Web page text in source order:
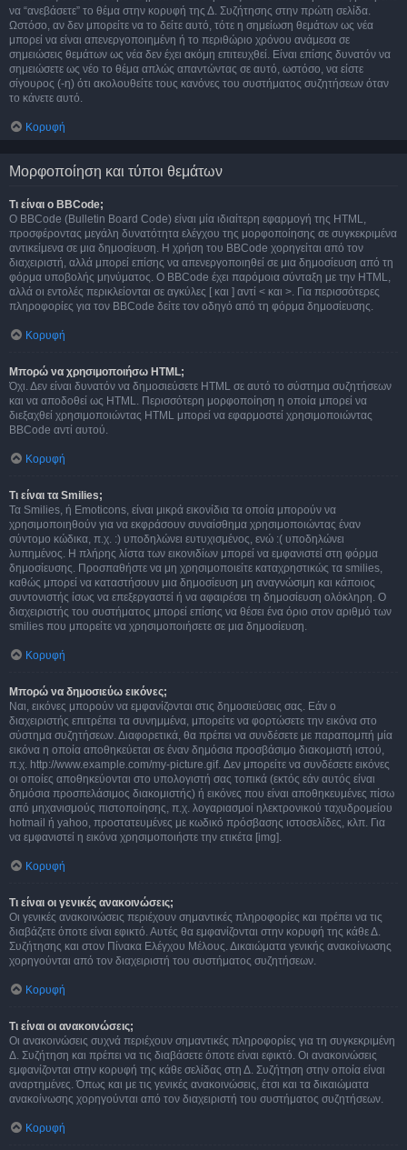
να “ανεβάσετε” το θέμα στην κορυφή της Δ. Συζήτησης στην πρώτη σελίδα.
Ωστόσο, αν δεν μπορείτε να το δείτε αυτό, τότε η σημείωση θεμάτων ως νέα
μπορεί να είναι απενεργοποιημένη ή το περιθώριο χρόνου ανάμεσα σε
σημειώσεις θεμάτων ως νέα δεν έχει ακόμη επιτευχθεί. Είναι επίσης δυνατόν να
σημειώσετε ως νέο το θέμα απλώς απαντώντας σε αυτό, ωστόσο, να είστε
σίγουρος (-η) ότι ακολουθείτε τους κανόνες του συστήματος συζητήσεων όταν
το κάνετε αυτό.
Κορυφή
Μορφοποίηση και τύποι θεμάτων
Τι είναι ο BBCode;
Ο BBCode (Bulletin Board Code) είναι μία ιδιαίτερη εφαρμογή της HTML,
προσφέροντας μεγάλη δυνατότητα ελέγχου της μορφοποίησης σε συγκεκριμένα
αντικείμενα σε μια δημοσίευση. Η χρήση του BBCode χορηγείται από τον
διαχειριστή, αλλά μπορεί επίσης να απενεργοποιηθεί σε μια δημοσίευση από τη
φόρμα υποβολής μηνύματος. Ο BBCode έχει παρόμοια σύνταξη με την HTML,
αλλά οι εντολές περικλείονται σε αγκύλες [ και ] αντί < και >. Για περισσότερες
πληροφορίες για τον BBCode δείτε τον οδηγό από τη φόρμα δημοσίευσης.
Κορυφή
Μπορώ να χρησιμοποιήσω HTML;
Όχι. Δεν είναι δυνατόν να δημοσιεύσετε HTML σε αυτό το σύστημα συζητήσεων
και να αποδοθεί ως HTML. Περισσότερη μορφοποίηση η οποία μπορεί να
διεξαχθεί χρησιμοποιώντας HTML μπορεί να εφαρμοστεί χρησιμοποιώντας
BBCode αντί αυτού.
Κορυφή
Τι είναι τα Smilies;
Τα Smilies, ή Emoticons, είναι μικρά εικονίδια τα οποία μπορούν να
χρησιμοποιηθούν για να εκφράσουν συναίσθημα χρησιμοποιώντας έναν
σύντομο κώδικα, π.χ. :) υποδηλώνει ευτυχισμένος, ενώ :( υποδηλώνει
λυπημένος. Η πλήρης λίστα των εικονιδίων μπορεί να εμφανιστεί στη φόρμα
δημοσίευσης. Προσπαθήστε να μη χρησιμοποιείτε καταχρηστικώς τα smilies,
καθώς μπορεί να καταστήσουν μια δημοσίευση μη αναγνώσιμη και κάποιος
συντονιστής ίσως να επεξεργαστεί ή να αφαιρέσει τη δημοσίευση ολόκληρη. Ο
διαχειριστής του συστήματος μπορεί επίσης να θέσει ένα όριο στον αριθμό των
smilies που μπορείτε να χρησιμοποιήσετε σε μια δημοσίευση.
Κορυφή
Μπορώ να δημοσιεύω εικόνες;
Ναι, εικόνες μπορούν να εμφανίζονται στις δημοσιεύσεις σας. Εάν ο
διαχειριστής επιτρέπει τα συνημμένα, μπορείτε να φορτώσετε την εικόνα στο
σύστημα συζητήσεων. Διαφορετικά, θα πρέπει να συνδέσετε με παραπομπή μία
εικόνα η οποία αποθηκεύεται σε έναν δημόσια προσβάσιμο διακομιστή ιστού,
π.χ. http://www.example.com/my-picture.gif. Δεν μπορείτε να συνδέσετε εικόνες
οι οποίες αποθηκεύονται στο υπολογιστή σας τοπικά (εκτός εάν αυτός είναι
δημόσια προσπελάσιμος διακομιστής) ή εικόνες που είναι αποθηκευμένες πίσω
από μηχανισμούς πιστοποίησης, π.χ. λογαριασμοί ηλεκτρονικού ταχυδρομείου
hotmail ή yahoo, προστατευμένες με κωδικό πρόσβασης ιστοσελίδες, κλπ. Για
να εμφανιστεί η εικόνα χρησιμοποιήστε την ετικέτα [img].
Κορυφή
Τι είναι οι γενικές ανακοινώσεις;
Οι γενικές ανακοινώσεις περιέχουν σημαντικές πληροφορίες και πρέπει να τις
διαβάζετε όποτε είναι εφικτό. Αυτές θα εμφανίζονται στην κορυφή της κάθε Δ.
Συζήτησης και στον Πίνακα Ελέγχου Μέλους. Δικαιώματα γενικής ανακοίνωσης
χορηγούνται από τον διαχειριστή του συστήματος συζητήσεων.
Κορυφή
Τι είναι οι ανακοινώσεις;
Οι ανακοινώσεις συχνά περιέχουν σημαντικές πληροφορίες για τη συγκεκριμένη
Δ. Συζήτηση και πρέπει να τις διαβάσετε όποτε είναι εφικτό. Οι ανακοινώσεις
εμφανίζονται στην κορυφή της κάθε σελίδας στη Δ. Συζήτηση στην οποία είναι
αναρτημένες. Όπως και με τις γενικές ανακοινώσεις, έτσι και τα δικαιώματα
ανακοίνωσης χορηγούνται από τον διαχειριστή του συστήματος συζητήσεων.
Κορυφή